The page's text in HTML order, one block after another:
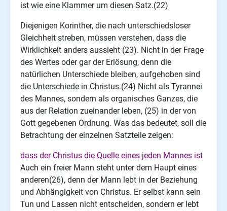
ist wie eine Klammer um diesen Satz.(22)
Diejenigen Korinther, die nach unterschiedsloser
Gleichheit streben, müssen verstehen, dass die
Wirklichkeit anders aussieht (23). Nicht in der Frage
des Wertes oder gar der Erlösung, denn die
natürlichen Unterschiede bleiben, aufgehoben sind
die Unterschiede in Christus.(24) Nicht als Tyrannei
des Mannes, sondern als organisches Ganzes, die
aus der Relation zueinander leben, (25) in der von
Gott gegebenen Ordnung. Was das bedeutet, soll die
Betrachtung der einzelnen Satzteile zeigen:
dass der Christus die Quelle eines jeden Mannes ist
Auch ein freier Mann steht unter dem Haupt eines
anderen(26), denn der Mann lebt in der Beziehung
und Abhängigkeit von Christus. Er selbst kann sein
Tun und Lassen nicht entscheiden, sondern er lebt